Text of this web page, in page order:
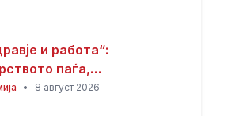
и работа“:
паѓа,
стојат –
• 8 август 2026